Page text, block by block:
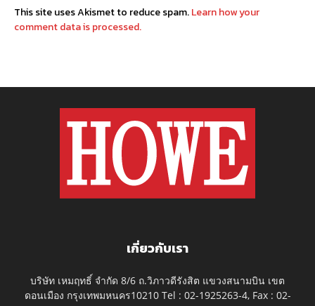
This site uses Akismet to reduce spam.Learn how your
comment data is processed.
เกี่ยวกับเรา
บริษัท เหมฤทธิ์ จำกัด 8/6 ถ.วิภาวดีรังสิต แขวงสนามบิน เขต
ดอนเมือง กรุงเทพมหนคร10210 Tel : 02-1925263-4, Fax : 02-